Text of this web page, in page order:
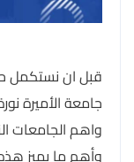
قبل ان نستكمل
جامعة الأميرة
واهم الجامعات
وأهم ما يميز